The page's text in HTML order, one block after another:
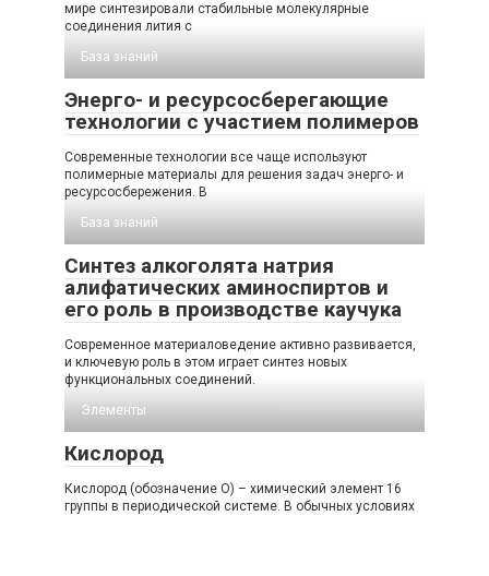
мире синтезировали стабильные молекулярные
соединения лития с
База знаний
Энерго- и ресурсосберегающие
технологии с участием полимеров
Современные технологии все чаще используют
полимерные материалы для решения задач энерго- и
ресурсосбережения. В
База знаний
Синтез алкоголята натрия
алифатических аминоспиртов и
его роль в производстве каучука
Современное материаловедение активно развивается,
и ключевую роль в этом играет синтез новых
функциональных соединений.
Элементы
Кислород
Кислород (обозначение O) – химический элемент 16
группы в периодической системе. В обычных условиях